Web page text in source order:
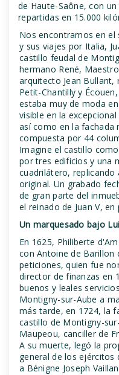
de Haute-Saône, con
repartidas en 15.000
Nos encontramos en el
y sus viajes por Italia,
castillo feudal de
hermano René,
arquitecto Jean Bullant,
Petit-Chantilly y
estaba muy de moda
visible en la
así como en la fachada
compuesta por 44
Imagine el castillo
por tres edificios y una
cuadrilátero,
original. Un grabado
de gran parte del
el reinado de Juan V,
Un marquesado bajo
En 1625, Philiberte
con Antoine de Barillon
peticiones, quien fue
director de finanzas en
buenos y leales
Montigny-sur-Aube a
más tarde, en 1724, la
castillo de Montigny-
Maupeou, canciller de
A su muerte, legó la
general de los ejércitos
a Bénigne Joseph